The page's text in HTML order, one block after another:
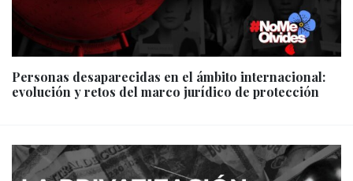
Personas desaparecidas en el ámbito internacional:
evolución y retos del marco jurídico de protección